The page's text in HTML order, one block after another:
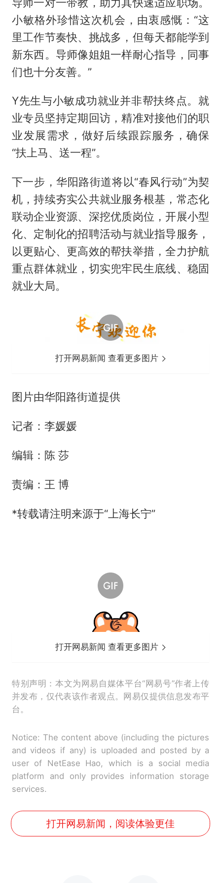
小敏格外珍惜这次机会，由衷感慨：“这
里工作节奏快、挑战多，但每天都能学到
新东西。导师像姐姐一样耐心指导，同事
们也十分友善。”
Y先生与小敏成功就业并非帮扶终点。就
业专员坚持定期回访，精准对接他们的职
业发展需求，做好后续跟踪服务，确保
“扶上马、送一程”。
下一步，华阳路街道将以“春风行动”为契
机，持续夯实公共就业服务根基，常态化
联动企业资源、深挖优质岗位，开展小型
化、定制化的招聘活动与就业指导服务，
以更贴心、更高效的帮扶举措，全力护航
重点群体就业，切实兜牢民生底线、稳固
就业大局。
打开网易新闻 查看更多图片
图片由华阳路街道提供
记者：李媛媛
编辑：陈 莎
责编：王 博
*转载请注明来源于“上海长宁”
打开网易新闻 查看更多图片
特别声明：本文为网易自媒体平台“网易号”作者上传
并发布，仅代表该作者观点。网易仅提供信息发布平
台。
Notice: The content above (including the pictures
and videos if any) is uploaded and posted by a
user of NetEase Hao, which is a social media
platform and only provides information storage
services.
打开网易新闻，阅读体验更佳